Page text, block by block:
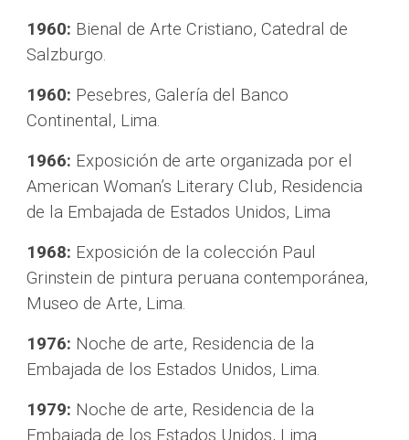
1960: Bienal de Arte Cristiano, Catedral de
Salzburgo.
1960: Pesebres, Galería del Banco
Continental, Lima.
1966: Exposición de arte organizada por el
American Woman’s Literary Club, Residencia
de la Embajada de Estados Unidos, Lima
1968: Exposición de la colección Paul
Grinstein de pintura peruana contemporánea,
Museo de Arte, Lima.
1976: Noche de arte, Residencia de la
Embajada de los Estados Unidos, Lima.
1979: Noche de arte, Residencia de la
Embajada de los Estados Unidos, Lima.